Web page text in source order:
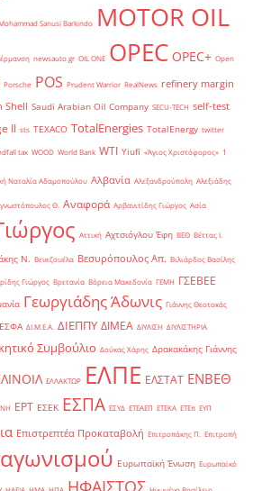
Sanusi Barkindo MOTOR OIL
newsauto.gr OIL ONE OPEC OPEC+ Open
Porsche POS Prudent Warrior RealNews refinery margin
Shell Saudi Arabian Oil Company SECU-TECH self-test
II sts TEXACO TotalEnergies TotalEnergy twitter
tax WOOD World Bank WTI Yiufi «Άγιος Χριστόφορος» ΄1
Ναταλία Αδαμοπούλου Αλβανία Αλεξανδρούπολη Αλεξιάδης
Θ. Αναφορά Αρβανιτίδης Γιώργος Ασία
Αττική Αχτσιόγλου Έφη ΒΕΘ Βέττας Ι.
Ν. Βενεζουέλα Βεσυρόπουλος Απ. Βιλιάρδος Βασίλης
Γιώργος Βρετανία Βόρεια Μακεδονία ΓΕΜΗ ΓΣΕΒΕΕ
Γεωργιάδης Άδωνις Γιάννης Θεοτοκάς
ΔΙ.Μ.Ε.Α. ΔΙΕΠΠΥ ΔΙΜΕΑ ΔΙΥΛΙΣΗ ΔΙΥΛΙΣΤΗΡΙΑ
Συμβούλιο Δούκας Χάρης Δρακακάκης Γιάννης
ΕΛΛΑΚΤΩΡ ΕΛΠΕ ΕΛΣΤΑΤ ΕΝΒΕΘ
ΕΡΤ ΕΣΕΚ ΕΣΠΑ ΕΣΥΔ ΕΤΕΑΕΠ ΕΤΕΚΑ ΕΤΕπ ΕΥΠ
Επιστρεπτέα Προκαταβολή Επιτροπάκης Π. Επιτροπή
Ευρωπαϊκή Ένωση Ευρωπαϊκό
ΗΦΑΙΣΤΟΣ